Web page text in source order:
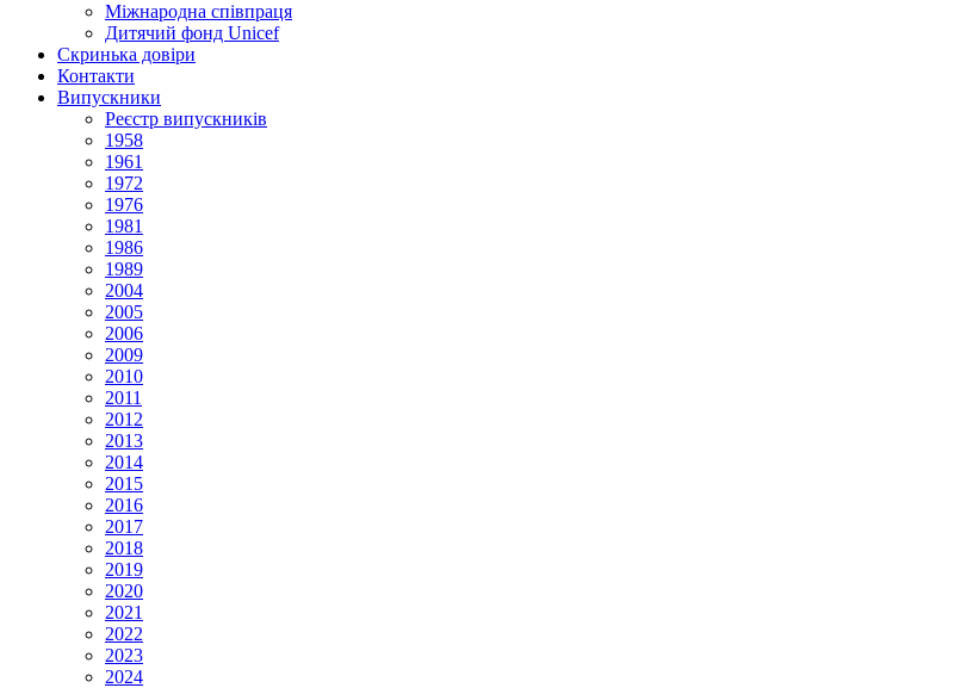
Міжнародна співпраця
Дитячий фонд Unicef
Скринька довіри
Контакти
Випускники
Реєстр випускників
1958
1961
1972
1976
1981
1986
1989
2004
2005
2006
2009
2010
2011
2012
2013
2014
2015
2016
2017
2018
2019
2020
2021
2022
2023
2024